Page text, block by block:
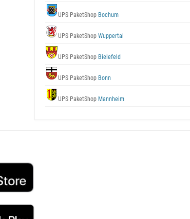
UPS PaketShop Bochum
UPS PaketShop Wuppertal
UPS PaketShop Bielefeld
UPS PaketShop Bonn
UPS PaketShop Mannheim